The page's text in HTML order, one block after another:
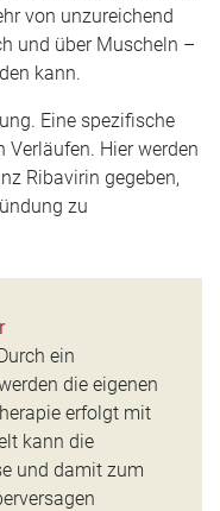
von unzureichend
und über Muscheln –
kann.
Eine spezifische
Hier werden
Ribavirin gegeben,
zu
ein
die eigenen
erfolgt mit
kann die
und damit zum